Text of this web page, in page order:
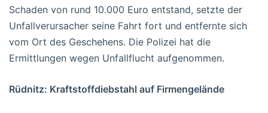
Schaden von rund 10.000 Euro entstand, setzte der
Unfallverursacher seine Fahrt fort und entfernte sich
vom Ort des Geschehens. Die Polizei hat die
Ermittlungen wegen Unfallflucht aufgenommen.
Rüdnitz: Kraftstoffdiebstahl auf Firmengelände